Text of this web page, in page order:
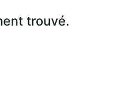
trouvé.